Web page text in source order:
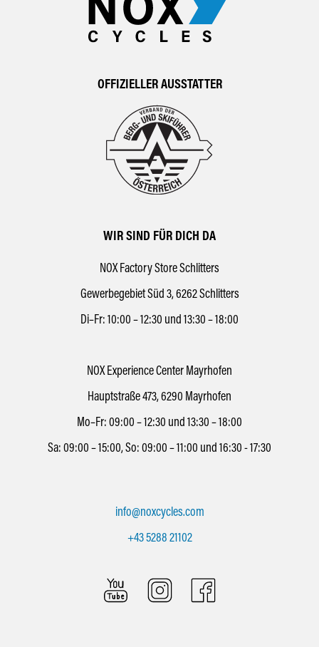
WIR SIND FÜR DICH DA
NOX Factory Store Schlitters
Gewerbegebiet Süd 3, 6262 Schlitters
Di–Fr: 10:00 – 12:30 und 13:30 – 18:00
NOX Experience Center Mayrhofen
Hauptstraße 473, 6290 Mayrhofen
Mo–Fr: 09:00 – 12:30 und 13:30 – 18:00
Sa: 09:00 – 15:00, So: 09:00 – 11:00 und 16:30 - 17:30
info@noxcycles.com
+43 5288 21102
OFFIZIELLER AUSSTATTER